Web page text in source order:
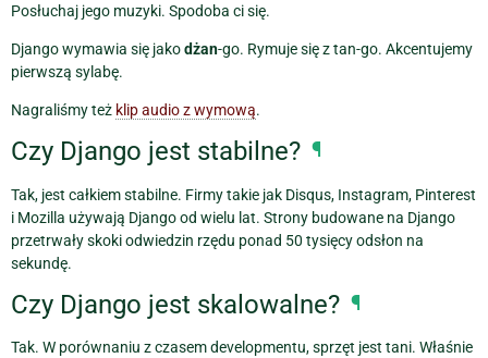
Posłuchaj jego muzyki. Spodoba ci się.
Django wymawia się jakodżan-go. Rymuje się z tan-go. Akcentujemy
pierwszą sylabę.
Nagraliśmy też klip audio z wymową.
Czy Django jest stabilne? ¶
Tak, jest całkiem stabilne. Firmy takie jak Disqus, Instagram, Pinterest
i Mozilla używają Django od wielu lat. Strony budowane na Django
przetrwały skoki odwiedzin rzędu ponad 50 tysięcy odsłon na
sekundę.
Czy Django jest skalowalne? ¶
Tak. W porównaniu z czasem developmentu, sprzęt jest tani. Właśnie